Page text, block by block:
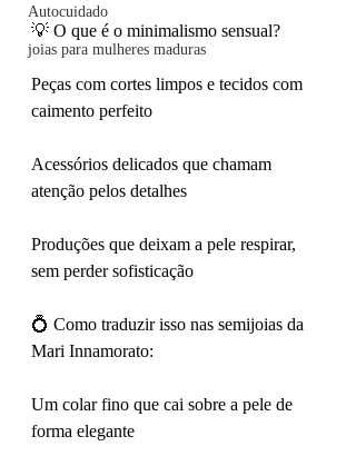
Autocuidado
joias para mulheres maduras
💡 O que é o minimalismo sensual?
Peças com cortes limpos e tecidos com
caimento perfeito
Acessórios delicados que chamam
atenção pelos detalhes
Produções que deixam a pele respirar,
sem perder sofisticação
💍 Como traduzir isso nas semijoias da
Mari Innamorato:
Um colar fino que cai sobre a pele de
forma elegante